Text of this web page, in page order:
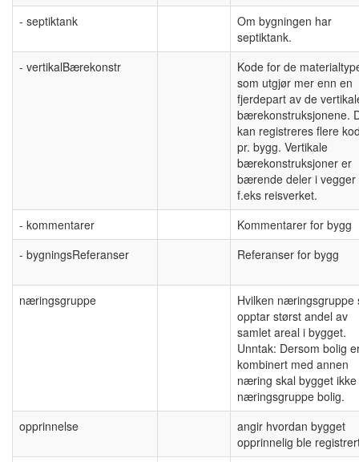
- septiktank
Om bygningen har
septiktank.
- vertikalBærekonstr
Kode for de
som utgjør mer enn en
fjerdepart av de
bærekonstruksjonene.
kan registreres flere
pr. bygg. Vertikale
bærekonstruksjoner er
bærende deler i vegger
f.eks reisverket.
- kommentarer
Kommentarer for bygg
- bygningsReferanser
Referanser for bygg
næringsgruppe
Hvilken næringsgruppe
opptar størst andel av
samlet areal i bygget.
Unntak: Dersom bolig
kombinert med annen
næring skal bygget
næringsgruppe bolig.
opprinnelse
angir hvordan bygget
opprinnelig ble